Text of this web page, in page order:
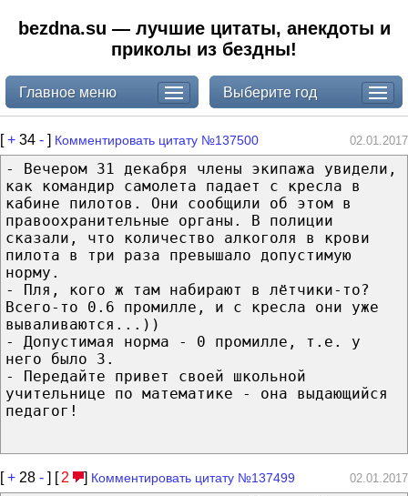
bezdna.su — лучшие цитаты, анекдоты и
приколы из бездны!
Главное меню Выберите год
[+ 34 - ] Комментировать цитату №137500 02.01.2017
- Вечером 31 декабря члены экипажа увидели,
как командир самолета падает с кресла в
кабине пилотов. Они сообщили об этом в
правоохранительные органы. В полиции
сказали, что количество алкоголя в крови
пилота в три раза превышало допустимую
норму.
- Пля, кого ж там набирают в лётчики-то?
Всего-то 0.6 промилле, и с кресла они уже
вываливаются...))
- Допустимая норма - 0 промилле, т.е. у
него было 3.
- Передайте привет своей школьной
учительнице по математике - она выдающийся
педагог!
[+ 28 - ] [ 2 ] Комментировать цитату №137499 02.01.2017